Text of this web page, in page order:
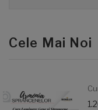
Cele Mai Noi